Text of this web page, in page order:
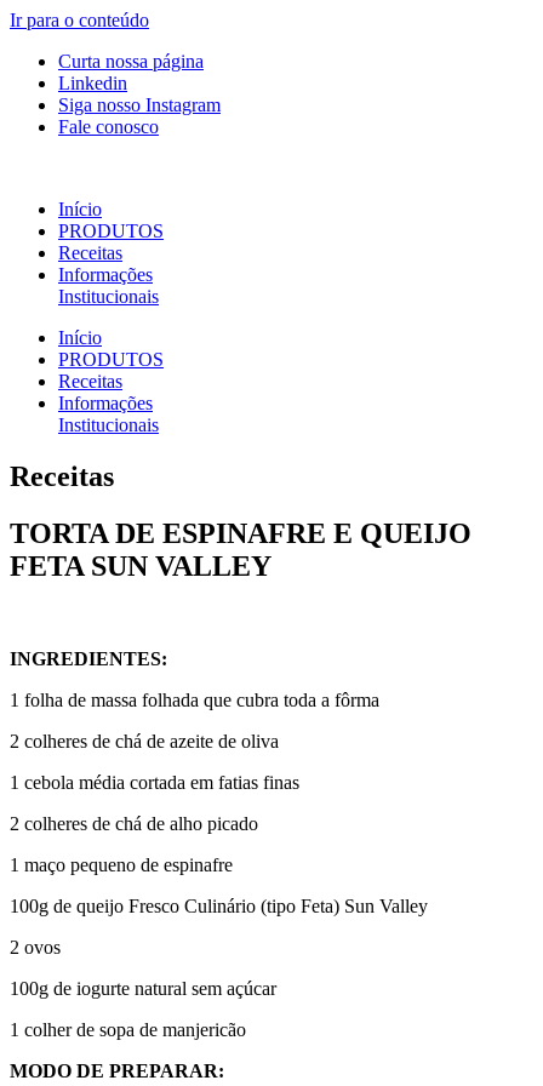
Ir para o conteúdo
Curta nossa página
Linkedin
Siga nosso Instagram
Fale conosco
Início
PRODUTOS
Receitas
Informações
Institucionais
Início
PRODUTOS
Receitas
Informações
Institucionais
Receitas
TORTA DE ESPINAFRE E QUEIJO
FETA SUN VALLEY
INGREDIENTES:
1 folha de massa folhada que cubra toda a fôrma
2 colheres de chá de azeite de oliva
1 cebola média cortada em fatias finas
2 colheres de chá de alho picado
1 maço pequeno de espinafre
100g de queijo Fresco Culinário (tipo Feta) Sun Valley
2 ovos
100g de iogurte natural sem açúcar
1 colher de sopa de manjericão
MODO DE PREPARAR: